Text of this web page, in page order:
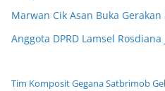
Marwan Cik Asan Buka
Anggota DPRD Lamsel
Tim Komposit Gegana Satbrimob